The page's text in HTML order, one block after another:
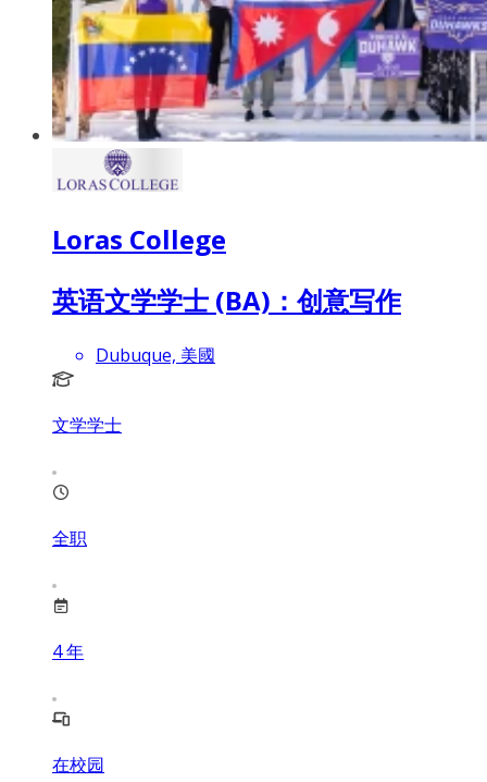
Loras College
英语文学学士 (BA)：创意写作
Dubuque, 美國
文学学士
全职
4年
在校园